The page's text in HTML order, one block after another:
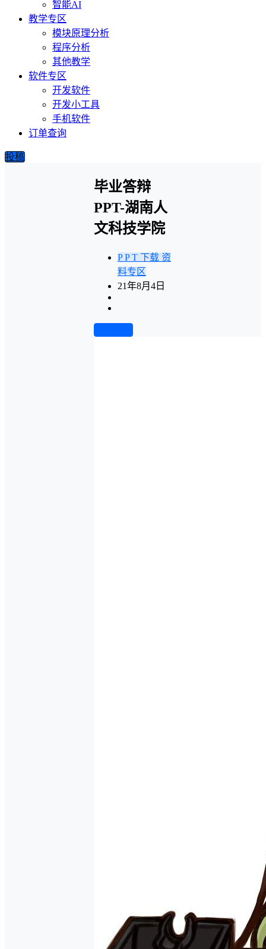
智能AI
教学专区
模块原理分析
程序分析
其他教学
软件专区
开发软件
开发小工具
手机软件
订单查询
投稿
毕业答辩
PPT-湖南人
文科技学院
P P T 下载 资
料专区
21年8月4日